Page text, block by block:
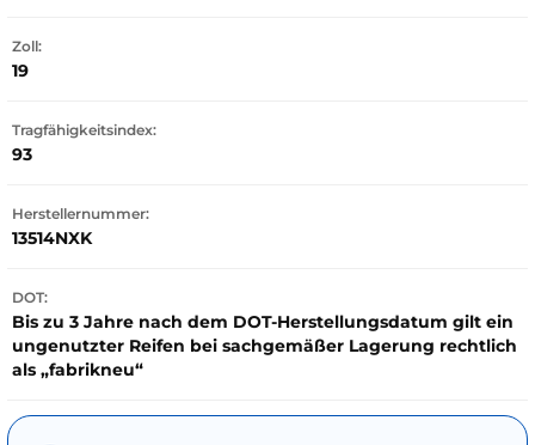
Zoll:
19
Tragfähigkeitsindex:
93
Herstellernummer:
13514NXK
DOT:
Bis zu 3 Jahre nach dem DOT-Herstellungsdatum gilt ein
ungenutzter Reifen bei sachgemäßer Lagerung rechtlich
als „fabrikneu“